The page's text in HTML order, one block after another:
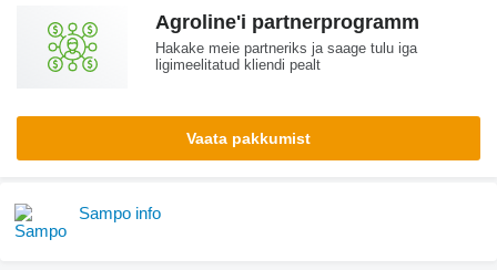
Agroline'i partnerprogramm
Hakake meie partneriks ja saage tulu iga
ligimeelitatud kliendi pealt
Vaata pakkumist
Sampo info